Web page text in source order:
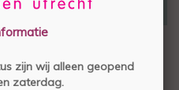
UTRECHT
zijn wij alleen geopend
zaterdag.